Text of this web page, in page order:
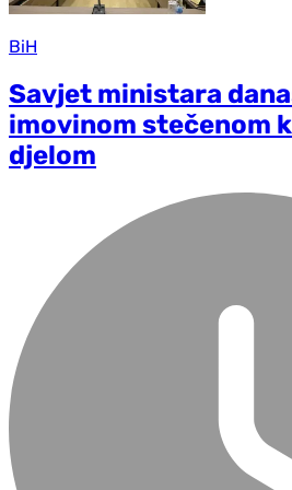
BiH
Savjet ministara
imovinom stečenom
d‌jelom